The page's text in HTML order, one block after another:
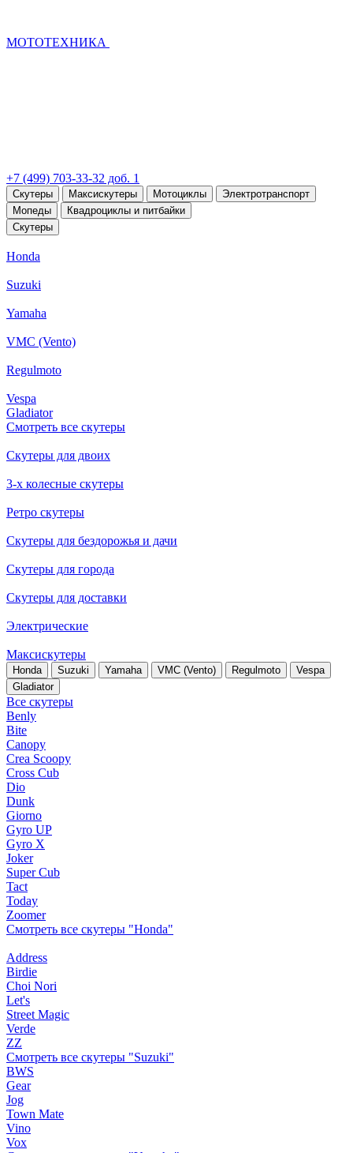
МОТОТЕХНИКА
+7 (499) 703-33-32 доб. 1
Скутеры Максискутеры Мотоциклы
Электротранспорт
Мопеды
Квадроциклы и питбайки
Скутеры
Honda
Suzuki
Yamaha
VMC (Vento)
Regulmoto
Vespa
Gladiator
Смотреть все скутеры
Скутеры для двоих
3-х колесные скутеры
Ретро скутеры
Скутеры для бездорожья и дачи
Скутеры для города
Скутеры для доставки
Электрические
Максискутеры
Honda Suzuki Yamaha VMC (Vento) Regulmoto
Vespa
Gladiator
Все скутеры
Benly
Bite
Canopy
Crea Scoopy
Cross Cub
Dio
Dunk
Giorno
Gyro UP
Gyro X
Joker
Super Cub
Tact
Today
Zoomer
Смотреть все скутеры "Honda"
Address
Birdie
Choi Nori
Let's
Street Magic
Verde
ZZ
Смотреть все скутеры "Suzuki"
BWS
Gear
Jog
Town Mate
Vino
Vox